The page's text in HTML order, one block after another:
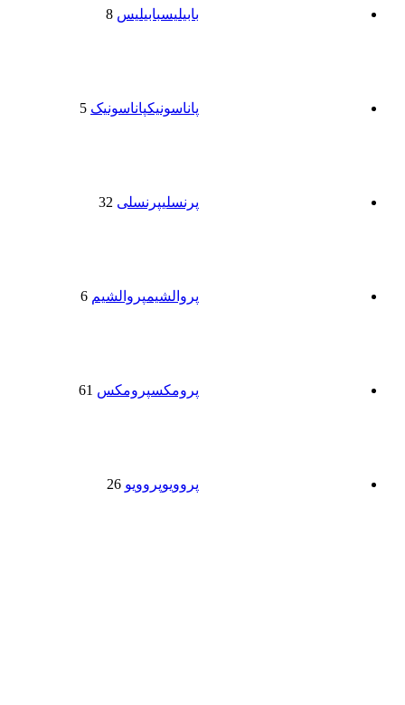
بابیلیسبابیلیس 8
پاناسونیکپاناسونیک 5
پرنسلیپرنسلی 32
پروالشیمپروالشیم 6
پرومکسپرومکس 61
پروویوپروویو 26